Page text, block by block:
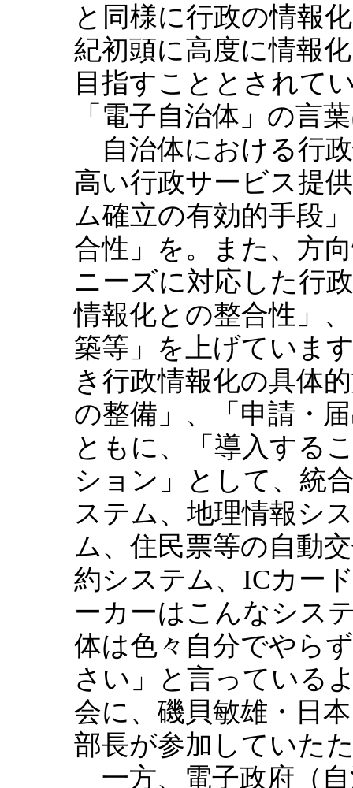
と同様に行政の情報
紀初頭に高度に情報
目指すこととされて
「電子自治体」の言
自治体における行
高い行政サービス提
ム確立の有効的手段
合性」を。また、方
ニーズに対応した行
情報化との整合性」
築等」を上げていま
き行政情報化の具体
の整備」、「申請・
ともに、「導入する
ション」として、統
ステム、地理情報シ
ム、住民票等の自動
約システム、ICカー
ーカーはこんなシス
体は色々自分でやら
さい」と言っている
会に、磯貝敏雄・日
部長が参加していた
一方、電子政府（